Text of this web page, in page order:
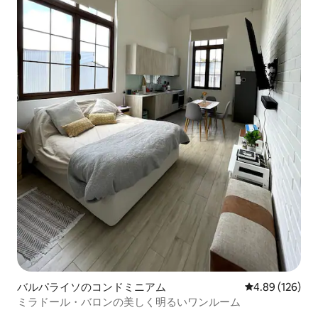
バルパライソのコンドミニアム レビュー126
4.89 (126)
ミラドール・バロンの美しく明るいワンルーム